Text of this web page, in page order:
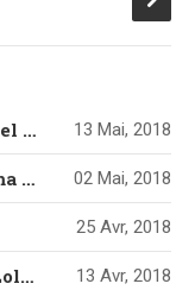
Imriel, tome 3 : La grâce de Kushiel de Jacqueline Carey 13 Mai, 2018
Castelletto, tome 1 : Chiara d’Emma Mars 02 Mai, 2018
25 Avr, 2018
La délivrance de l’accordéon de Loli Artésia 13 Avr, 2018